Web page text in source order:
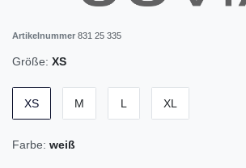
Artikelnummer 831 25 335
Größe: XS
XS M L XL
Farbe: weiß